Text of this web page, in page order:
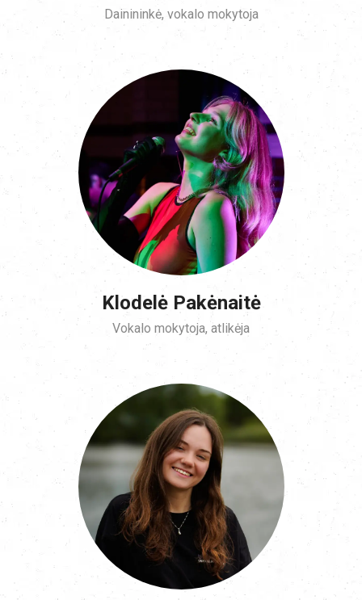
Dainininkė, vokalo mokytoja
Klodelė Pakėnaitė
Vokalo mokytoja, atlikėja